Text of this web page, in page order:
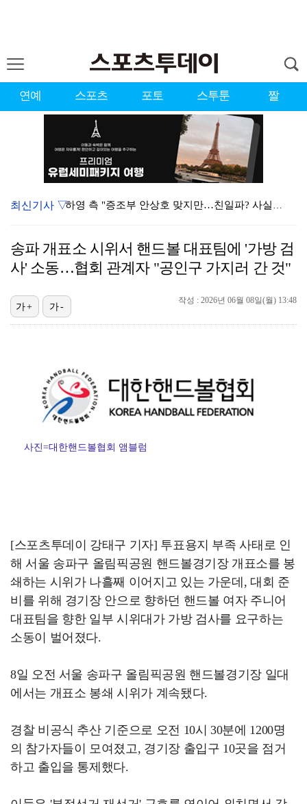
연예 스포츠 포토 스투툰 짤
하영 측 "증조부 안상호 맞지만…친일파? 사실무근" […
김지원, 어린이병원에 1억원 쾌척 "'닥터X' 촬영 중…
'친일 의혹' 하영 증조부 안상호, 고종 독살 의혹까지…
최신기사 ▽
송파 개표소 시위서 핸드볼 대표팀에 '가방 검
사' 소동…협회 관계자 "공인구 가지러 간 것"
작성 : 2026년 06월 08일(월) 13:48
가+ 가-
사진=대한핸드볼협회 앰블럼
[스포츠투데이 강태구 기자] 투표용지 부족 사태로 인
해 서울 송파구 올림픽공원 핸드볼경기장 개표소를 봉
쇄하는 시위가 나흘째 이어지고 있는 가운데, 대회 준
비를 위해 경기장 안으로 향하던 핸드볼 여자 주니어
대표팀을 향한 일부 시위대가 가방 검사를 요구하는
소동이 벌어졌다.
8일 오전 서울 송파구 올림픽공원 핸드볼경기장 일대
에서는 개표소 봉쇄 시위가 계속됐다.
경찰 비공식 추산 기준으로 오전 10시 30분에 1200명
의 참가자들이 모여졌고, 경기장 출입구 10곳을 점거
하고 출입을 통제했다.